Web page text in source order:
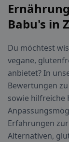
Babu's in
Du möchtest
vegane,
anbietet? In
Bewertungen
sowie hilfreiche
Erfahrungen
Alternativen,